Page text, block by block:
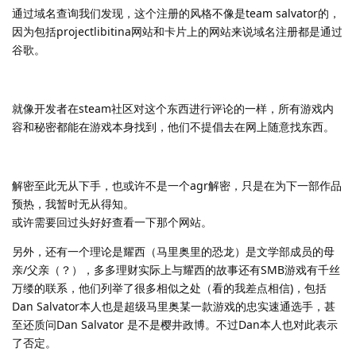
通过域名查询我们发现，这个注册的风格不像是team salvator的，
因为包括projectlibitina网站和卡片上的网站来说域名注册都是通过
谷歌。
就像开发者在steam社区对这个东西进行评论的一样，所有游戏内
容和秘密都能在游戏本身找到，他们不提倡去在网上随意找东西。
解密至此无从下手，也或许不是一个agr解密，只是在为下一部作品
预热，我暂时无从得知。
或许需要回过头好好查看一下那个网站。
另外，还有一个理论是耀西（马里奥里的恐龙）是文学部成员的母
亲/父亲（？），多多理财实际上与耀西的故事还有SMB游戏有千丝
万缕的联系，他们列举了很多相似之处（看的我差点相信)，包括
Dan Salvator本人也是超级马里奥某一款游戏的忠实速通选手，甚
至还质问Dan Salvator 是不是樱井政博。不过Dan本人也对此表示
了否定。